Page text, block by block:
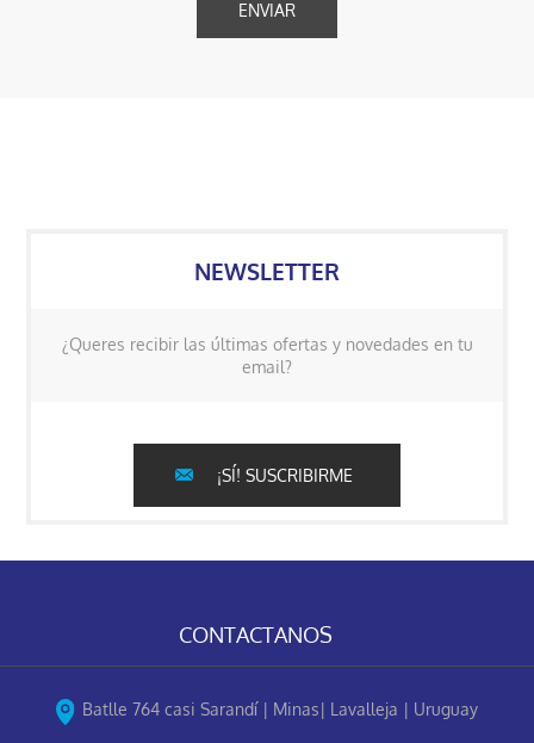
NEWSLETTER
¿Queres recibir las últimas ofertas y novedades en tu
email?
¡SÍ! SUSCRIBIRME
CONTACTANOS
Batlle 764 casi Sarandí | Minas| Lavalleja | Uruguay